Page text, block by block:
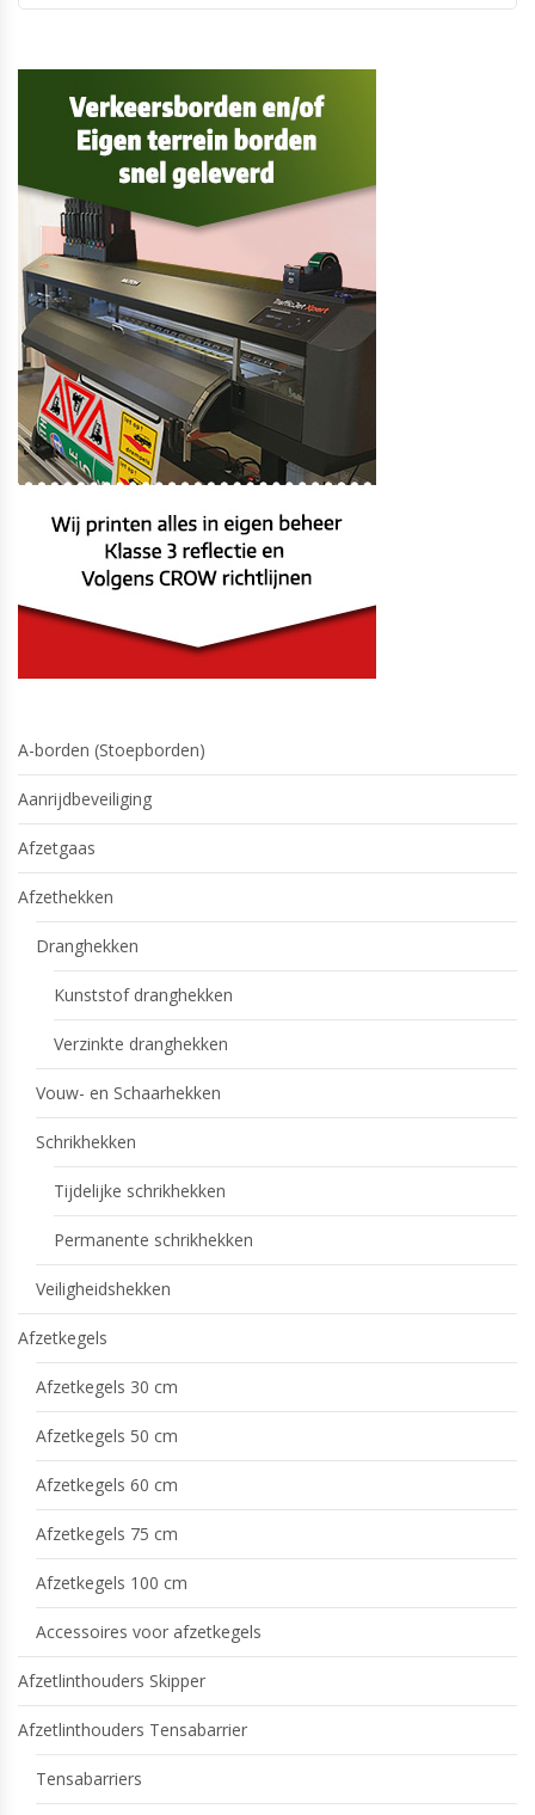
A-borden (Stoepborden)
Aanrijdbeveiliging
Afzetgaas
Afzethekken
Dranghekken
Kunststof dranghekken
Verzinkte dranghekken
Vouw- en Schaarhekken
Schrikhekken
Tijdelijke schrikhekken
Permanente schrikhekken
Veiligheidshekken
Afzetkegels
Afzetkegels 30 cm
Afzetkegels 50 cm
Afzetkegels 60 cm
Afzetkegels 75 cm
Afzetkegels 100 cm
Accessoires voor afzetkegels
Afzetlinthouders Skipper
Afzetlinthouders Tensabarrier
Tensabarriers